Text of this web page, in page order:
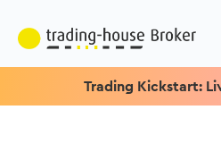
Trading Kickstart: Live